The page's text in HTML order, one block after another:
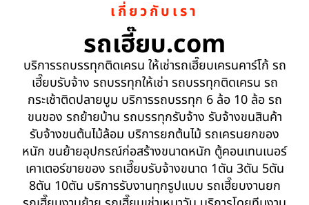
เกี่ยวกับเรา
รถเฮี๊ยบ.com
บริการรถบรรทุกติดเครน ให้เช่ารถเฮี๊ยบเครนคาร์โก้ รถ
เฮี๊ยบรับจ้าง รถบรรทุกให้เช่า รถบรรทุกติดเครน รถ
กระเช้าติดปลายบูม บริการรถบรรทุก 6 ล้อ 10 ล้อ รถ
ขนของ รถย้ายบ้าน รถบรรทุกรับจ้าง รับจ้างขนสินค้า
รับจ้างขนต้นไม้ล้อม บริการยกต้นไม้ รถเครนยกของ
หนัก ขนย้ายอุปกรณ์ก่อสร้างขนาดหนัก ตู้คอนเทนเนอร์
เคาเตอร์ขายของ รถเฮี๊ยบรับจ้างขนาด 1ตัน 3ตัน 5ตัน
8ตัน 10ตัน บริการรับงานทุกรูปแบบ รถเฮี๊ยบงานยก